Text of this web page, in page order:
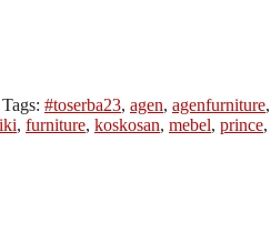
Tags: #toserba23, agen, agenfurniture,
, furniture, koskosan, mebel, prince,